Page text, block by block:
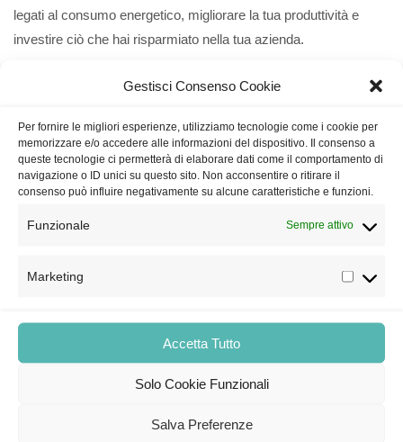
Gestisci Consenso Cookie
Per fornire le migliori esperienze, utilizziamo tecnologie come i cookie per
memorizzare e/o accedere alle informazioni del dispositivo. Il consenso a
queste tecnologie ci permetterà di elaborare dati come il comportamento di
navigazione o ID unici su questo sito. Non acconsentire o ritirare il
consenso può influire negativamente su alcune caratteristiche e funzioni.
Funzionale Sempre attivo
Marketing
Accetta Tutto
Solo Cookie Funzionali
Salva Preferenze
legati al consumo energetico, migliorare la tua produttività e
investire ciò che hai risparmiato nella tua azienda.
Rivolgiti a iQuadro per ottenere un audit energetico.
Consulenza
Manutenzione